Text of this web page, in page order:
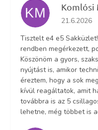
KM Komlósi
Az áruház
21.6.2026
Tisztelt e4 e5
rendben megérkezett,
Köszönöm a gyors,
nyújtást is, amikor
éreztem, hogy a sok
kívül reagáltatok, amit
továbbra is az 5
lehetne, még többet is